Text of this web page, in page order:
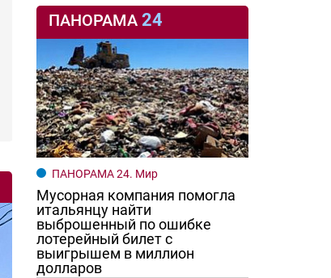
ПАНОРАМА 24
ПАНОРАМА 24. Мир
Мусорная компания помогла
итальянцу найти
выброшенный по ошибке
лотерейный билет с
выигрышем в миллион
долларов